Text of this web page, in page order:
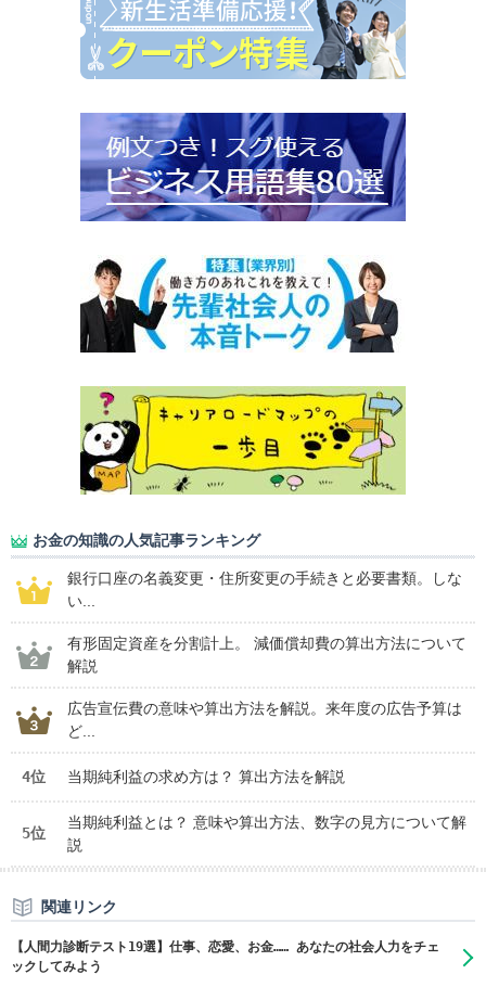
お金の知識の人気記事ランキング
銀行口座の名義変更・住所変更の手続きと必要書類。しな
い...
有形固定資産を分割計上。 減価償却費の算出方法について
解説
広告宣伝費の意味や算出方法を解説。来年度の広告予算は
ど...
4位 当期純利益の求め方は？ 算出方法を解説
5位
当期純利益とは？ 意味や算出方法、数字の見方について解
説
関連リンク
【人間力診断テスト19選】仕事、恋愛、お金…… あなたの社会人力をチェ
ックしてみよう